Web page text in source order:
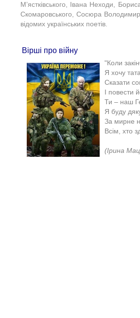
М’ястківського, Івана Неходи,
Скомаровського, Сосюра
відомих українських поетів.
Вірші про війну
"Коли
Я хочу
Сказати
І повести
Ти – наш
Я буду
За мирне
Всім, хто
(Ірина